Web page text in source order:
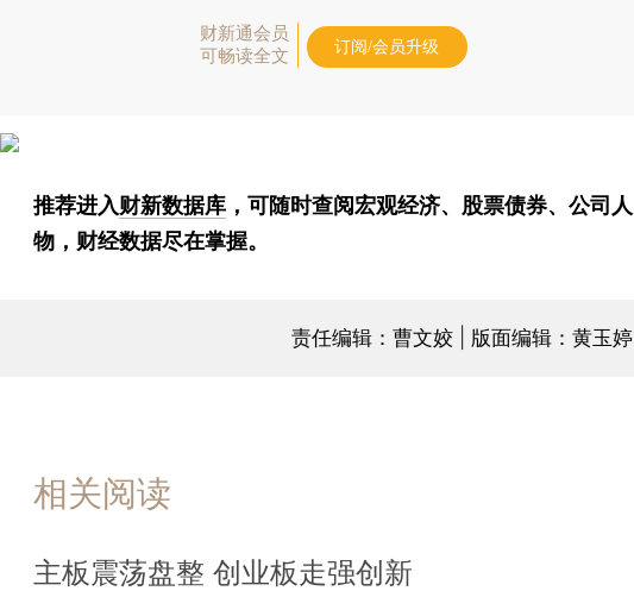
财新通会员
可畅读全文
订阅/会员升级
推荐进入财新数据库 ，可随时查阅宏观经济、股票债券、公司人
物，财经数据尽在掌握。
责任编辑：曹文姣 | 版面编辑：黄玉婷
相关阅读
主板震荡盘整 创业板走强创新